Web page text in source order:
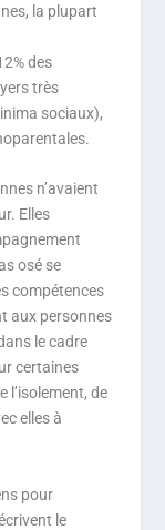
la plupart
des
très
sociaux),
n’avaient
Elles
osé se
compétences
aux personnes
le cadre
certaines
l’isolement, de
elles à
pour
le